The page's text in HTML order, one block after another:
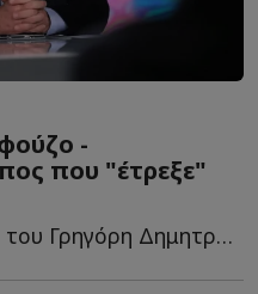
-
που "έτρεξε"
Η αιφνίδια απομάκρυνση του Γρηγόρη Δημητριάδη από τ...